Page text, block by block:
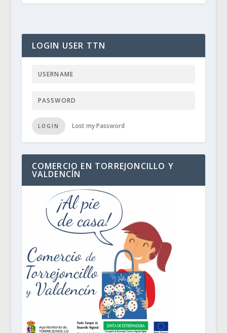
LOGIN USER TTN
LOGIN Lost my Password
COMERCIO EN TORREJONCILLO Y
VALDENCÍN